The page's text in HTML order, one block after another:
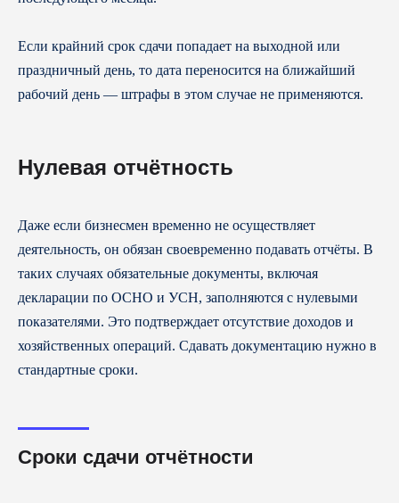
Если крайний срок сдачи попадает на выходной или
праздничный день, то дата переносится на ближайший
рабочий день — штрафы в этом случае не применяются.
Нулевая отчётность
Даже если бизнесмен временно не осуществляет
деятельность, он обязан своевременно подавать отчёты. В
таких случаях обязательные документы, включая
декларации по ОСНО и УСН, заполняются с нулевыми
показателями. Это подтверждает отсутствие доходов и
хозяйственных операций. Сдавать документацию нужно в
стандартные сроки.
Сроки сдачи отчётности